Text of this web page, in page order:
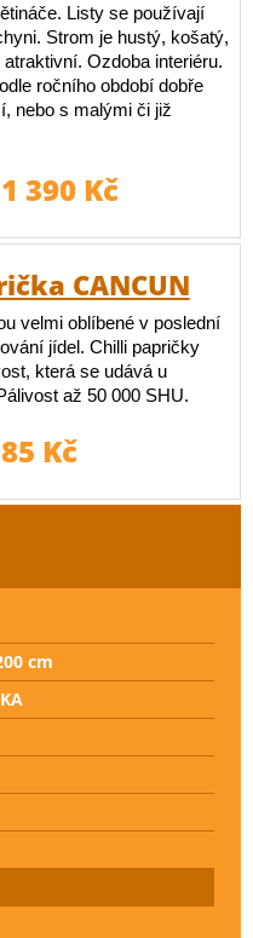
Listy se používají
Strom je hustý, košatý,
Ozdoba interiéru.
ročního období dobře
nebo s malými či již
1 390 Kč
CANCUN
velmi oblíbené v poslední
jídel. Chilli papričky
která se udává u
až 50 000 SHU.
85 Kč
cm